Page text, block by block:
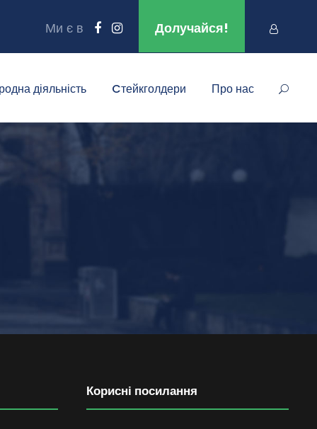
Ми є в Долучайся!
діяльність Cтейкголдери Про нас
Корисні посилання